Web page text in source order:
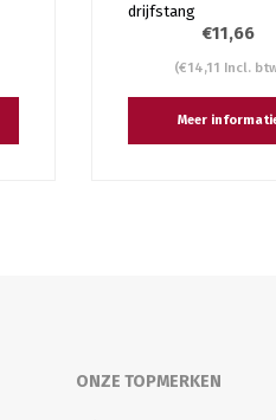
drijfstang
€11,66
(€14,11 Incl.
Meer
ONZE TOPMERKEN